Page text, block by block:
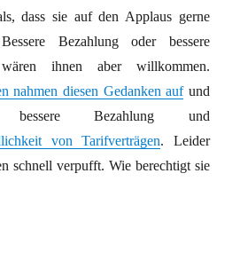
dass sie auf den Applaus gerne
Bezahlung oder bessere
wären ihnen aber willkommen.
nahmen diesen Gedanken aufund
Bezahlung und
von Tarifverträgen. Leider
schnell verpufft. Wie berechtigt sie
bezahlt“